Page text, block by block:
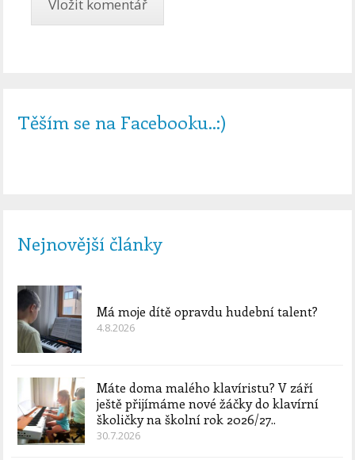
Těším se na Facebooku..:)
Nejnovější články
Má moje dítě opravdu hudební talent?
4.8.2026
Máte doma malého klavíristu? V září
ještě přijímáme nové žáčky do klavírní
školičky na školní rok 2026/27..
30.7.2026